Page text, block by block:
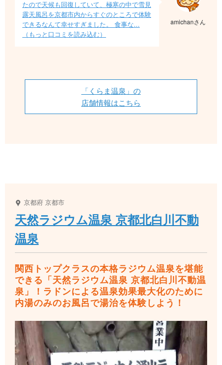
たので天候も回復していて、極寒の中で雪見
露天風呂を京都市内からすぐのところで体験
できるなんて幸せすぎました。 食事な...
（もっと口コミを読み込む）
amichanさん
「くらま温泉」の
店舗情報はこちら
京都府 京都市
天然ラジウム温泉 京都北白川不動
温泉
関西トップクラスの本格ラジウム温泉を堪能
できる「天然ラジウム温泉 京都北白川不動温
泉」！ラドンによる温泉効果最大化のために
内湯のみのお風呂で湯治を体験しよう！